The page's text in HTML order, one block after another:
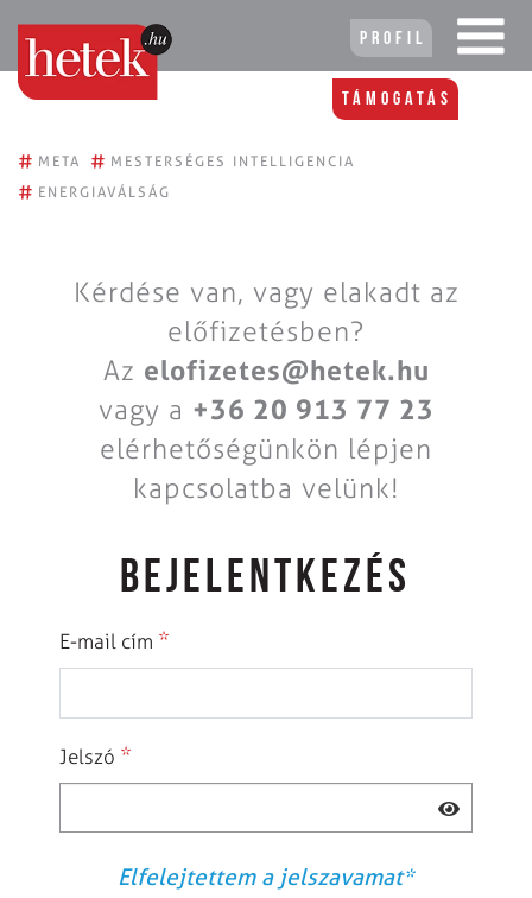
Profil
Támogatás
# META # MESTERSÉGES INTELLIGENCIA
# ENERGIAVÁLSÁG
Kérdése van, vagy elakadt az
előfizetésben?
Az elofizetes@hetek.hu
vagy a +36 20 913 77 23
elérhetőségünkön lépjen
kapcsolatba velünk!
BEJELENTKEZÉS
E-mail cím *
Jelszó *
Elfelejtettem a jelszavamat*